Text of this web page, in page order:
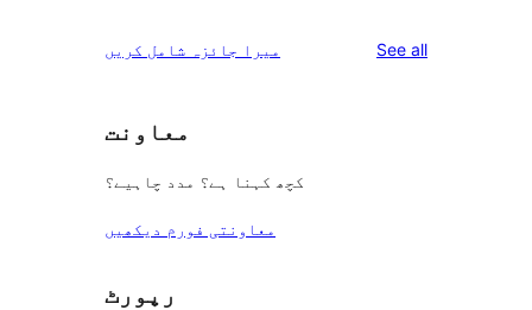
reviews
star
میرا جائزہ شامل کریں See allreviews
معاونت
کچھ کہنا ہے؟ مدد چاہیے؟
معاونتی فورم دیکھیں
رپورٹ